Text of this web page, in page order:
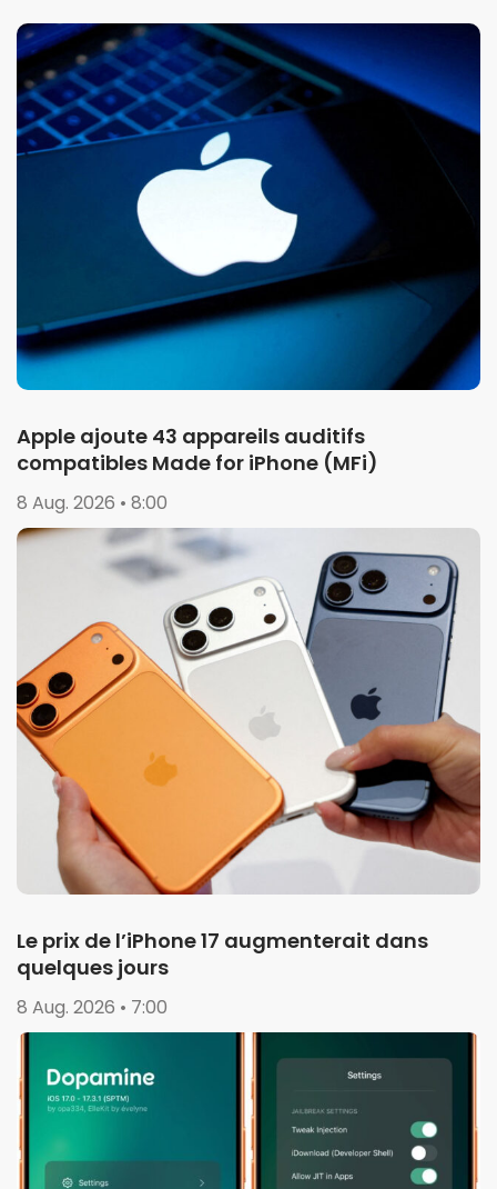
Apple ajoute 43 appareils auditifs
compatibles Made for iPhone (MFi)
8 Aug. 2026 • 8:00
Le prix de l’iPhone 17 augmenterait dans
quelques jours
8 Aug. 2026 • 7:00